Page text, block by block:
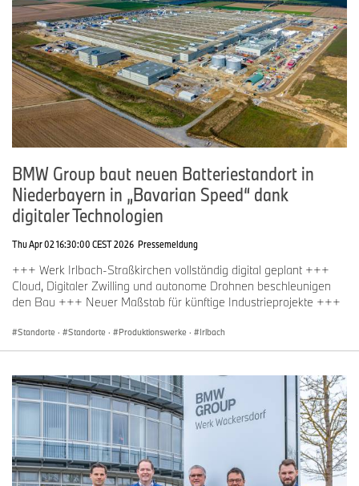
BMW Group baut neuen Batteriestandort in
Niederbayern in „Bavarian Speed“ dank
digitaler Technologien
Thu Apr 02 16:30:00 CEST 2026 Pressemeldung
+++ Werk Irlbach-Straßkirchen vollständig digital geplant +++
Cloud, Digitaler Zwilling und autonome Drohnen beschleunigen
den Bau +++ Neuer Maßstab für künftige Industrieprojekte +++
Standorte · Standorte · Produktionswerke · Irlbach